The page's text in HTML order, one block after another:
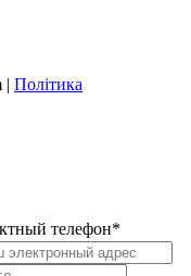
| Політика
телефон*